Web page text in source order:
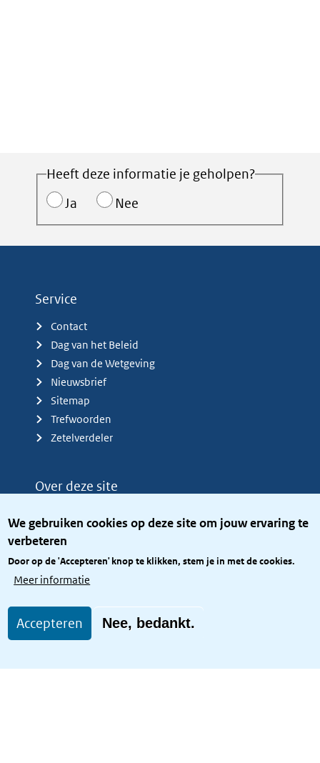
We gebruiken cookies op deze site om jouw ervaring te
verbeteren
Door op de 'Accepteren' knop te klikken, stem je in met de cookies.
Meer informatie
Accepteren Nee, bedankt.
Heeft deze informatie je geholpen?
Ja
Nee
Service
Contact
Dag van het Beleid
Dag van de Wetgeving
Nieuwsbrief
Sitemap
Trefwoorden
Zetelverdeler
Over deze site
Privacy
Toegang site openbaar
Toegankelijkheid